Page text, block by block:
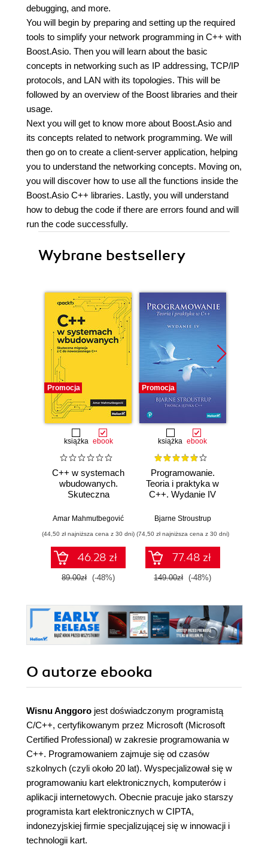
debugging, and more.
You will begin by preparing and setting up the required
tools to simplify your network programming in C++ with
Boost.Asio. Then you will learn about the basic
concepts in networking such as IP addressing, TCP/IP
protocols, and LAN with its topologies. This will be
followed by an overview of the Boost libraries and their
usage.
Next you will get to know more about Boost.Asio and
its concepts related to network programming. We will
then go on to create a client-server application, helping
you to understand the networking concepts. Moving on,
you will discover how to use all the functions inside the
Boost.Asio C++ libraries. Lastly, you will understand
how to debug the code if there are errors found and will
run the code successfully.
Wybrane bestsellery
Promocja
książka ebook
C++ w systemach
wbudowanych.
Skuteczna
nowoczesnego
Amar Mahmutbegović
(44,50 zł najniższa cena z 30 dni)
46.28 zł
89.00zł (-48%)
Promocja
książka ebook
Programowanie.
Teoria i praktyka w
C++. Wydanie IV
Bjarne Stroustrup
(74,50 zł najniższa cena z 30 dni)
77.48 zł
149.00zł (-48%)
O autorze ebooka
Wisnu Anggoro jest doświadczonym programistą
C/C++, certyfikowanym przez Microsoft (Microsoft
Certified Professional) w zakresie programowania w
C++. Programowaniem zajmuje się od czasów
szkolnych (czyli około 20 lat). Wyspecjalizował się w
programowaniu kart elektronicznych, komputerów i
aplikacji internetowych. Obecnie pracuje jako starszy
programista kart elektronicznych w CIPTA,
indonezyjskiej firmie specjalizującej się w innowacji i
technologii kart.